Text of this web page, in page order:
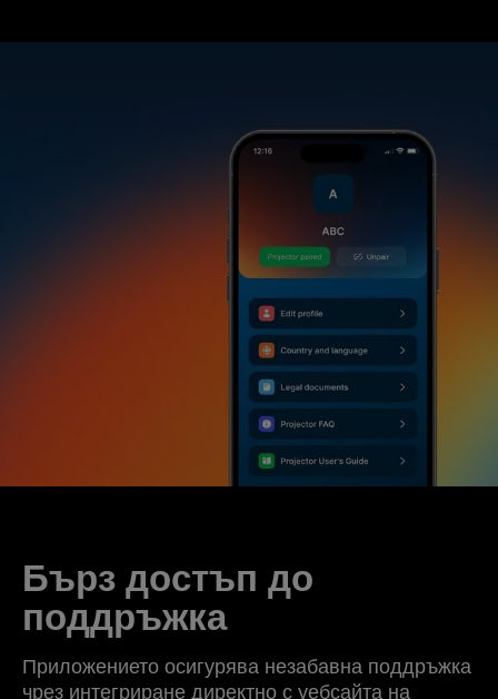
Бърз достъп до
поддръжка
Приложението осигурява незабавна поддръжка
чрез интегриране директно с уебсайта на